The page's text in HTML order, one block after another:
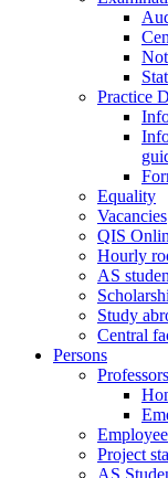
Practice
Equality
Vacancies
QIS
Hourly
AS
Study
Central
Persons
Project